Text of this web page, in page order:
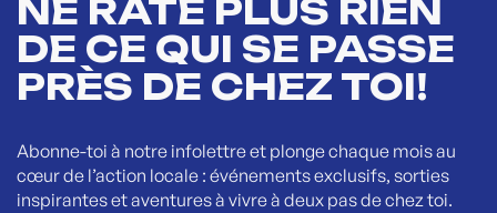
NE RATE PLUS RIEN
DE CE QUI SE PASSE
PRÈS DE CHEZ TOI!
Abonne-toi à notre infolettre et plonge chaque mois au
cœur de l’action locale : événements exclusifs, sorties
inspirantes et aventures à vivre à deux pas de chez toi.